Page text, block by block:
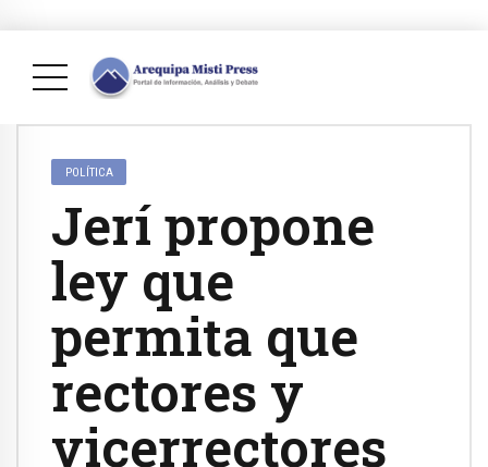
POLÍTICA
Jerí propone
ley que
permita que
rectores y
vicerrectores